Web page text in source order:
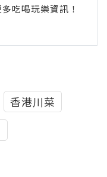
吃喝玩樂資訊！
香港川菜